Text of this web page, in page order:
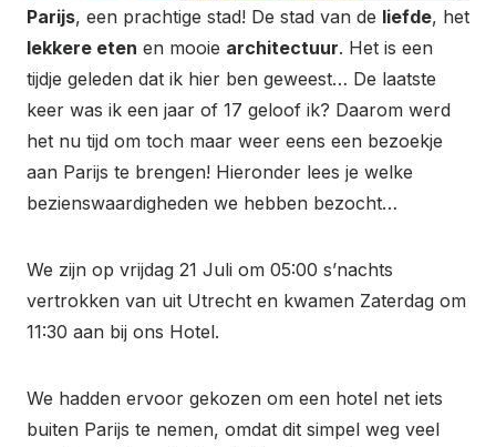
Parijs, een prachtige stad! De stad van de liefde, het
lekkere eten en mooie architectuur. Het is een
tijdje geleden dat ik hier ben geweest… De laatste
keer was ik een jaar of 17 geloof ik? Daarom werd
het nu tijd om toch maar weer eens een bezoekje
aan Parijs te brengen! Hieronder lees je welke
bezienswaardigheden we hebben bezocht…
We zijn op vrijdag 21 Juli om 05:00 s’nachts
vertrokken van uit Utrecht en kwamen Zaterdag om
11:30 aan bij ons Hotel.
We hadden ervoor gekozen om een hotel net iets
buiten Parijs te nemen, omdat dit simpel weg veel